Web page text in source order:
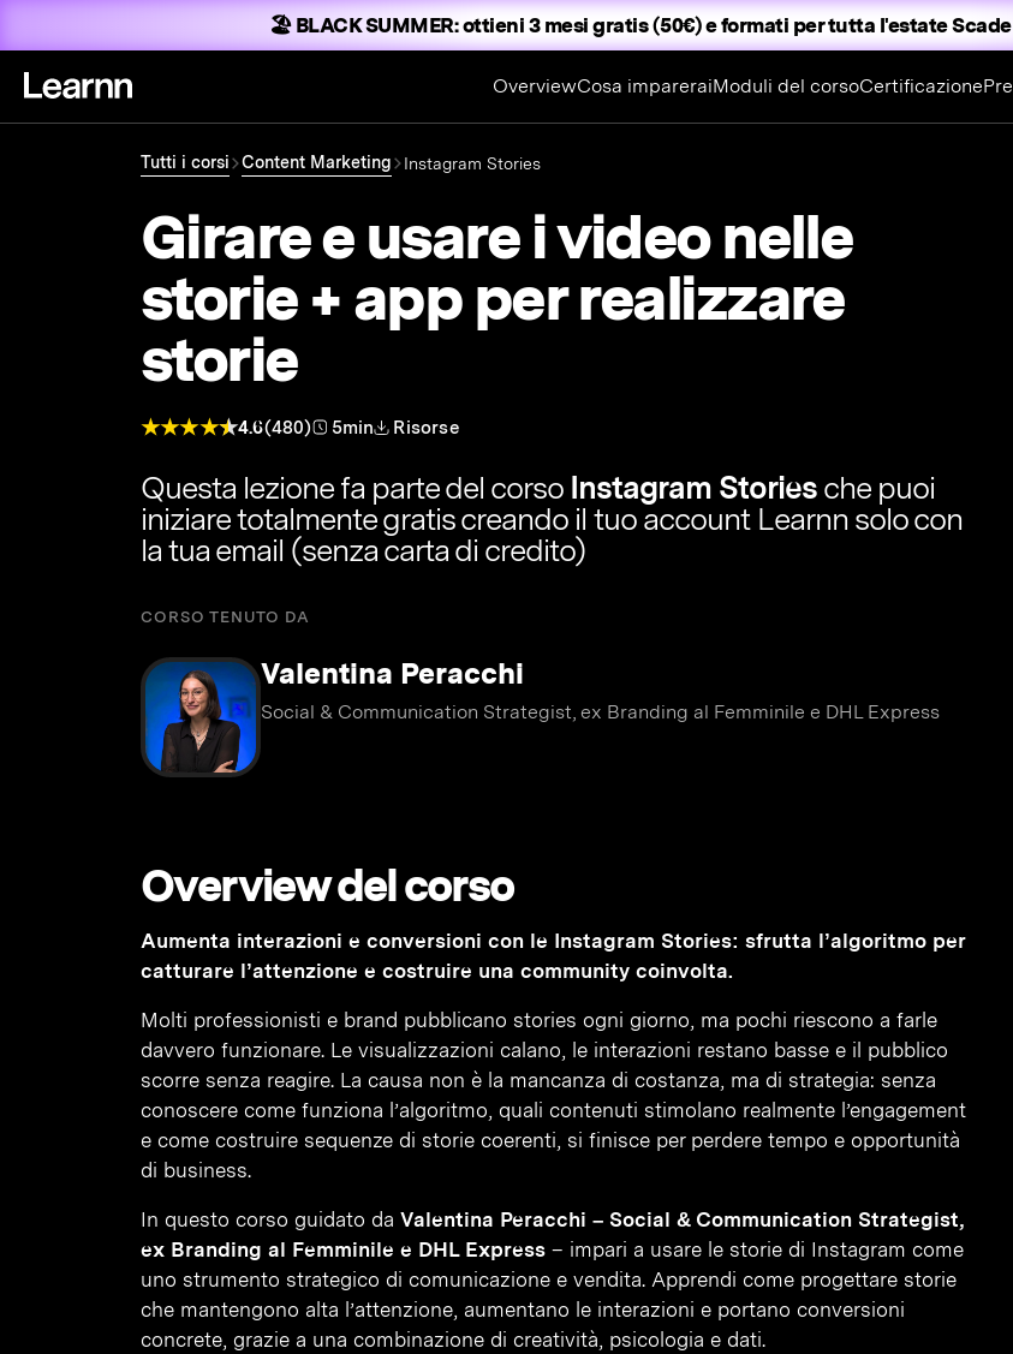
🏖️ BLACK SUMMER:ottieni 3 mesi gratis (50€) e formati per tutta l'estateScade
OverviewCosa impareraiModuli del corsoCertificazione
Tutti i corsi Content Marketing Instagram Stories
Girare e usare i video nelle
storie + app per realizzare
storie
4.6(480) 5min Risorse
Questa lezione fa parte del corso Instagram Storiesche puoi
iniziare totalmente gratis creando il tuo account Learnn solo con
la tua email (senza carta di credito)
CORSO TENUTO DA
Valentina Peracchi
Social & Communication Strategist, ex Branding al Femminile e DHL Express
Overview del corso
Aumenta interazioni e conversioni con le Instagram Stories: sfrutta l’algoritmo per
catturare l’attenzione e costruire una community coinvolta.
Molti professionisti e brand pubblicano stories ogni giorno, ma pochi riescono a farle
davvero funzionare. Le visualizzazioni calano, le interazioni restano basse e il pubblico
scorre senza reagire. La causa non è la mancanza di costanza, ma di strategia: senza
conoscere come funziona l’algoritmo, quali contenuti stimolano realmente l’engagement
e come costruire sequenze di storie coerenti, si finisce per perdere tempo e opportunità
di business.
In questo corso guidato da Valentina Peracchi – Social & Communication Strategist,
ex Branding al Femminile e DHL Express – impari a usare le storie di Instagram come
uno strumento strategico di comunicazione e vendita. Apprendi come progettare storie
che mantengono alta l’attenzione, aumentano le interazioni e portano conversioni
concrete, grazie a una combinazione di creatività, psicologia e dati.